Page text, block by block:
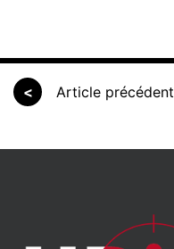
< Article précédent